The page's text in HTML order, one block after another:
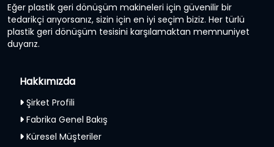
Eğer plastik geri dönüşüm makineleri için güvenilir bir
tedarikçi arıyorsanız, sizin için en iyi seçim biziz. Her türlü
plastik geri dönüşüm tesisini karşılamaktan memnuniyet
duyarız.
Hakkımızda
Şirket Profili
Fabrika Genel Bakış
Küresel Müşteriler